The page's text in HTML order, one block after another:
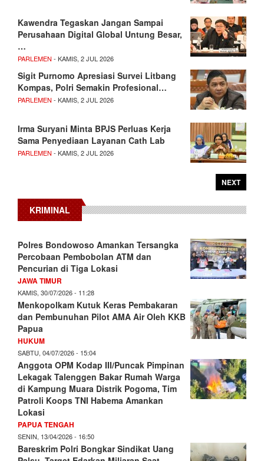
Kawendra Tegaskan Jangan Sampai
Perusahaan Digital Global Untung Besar,
…
PARLEMEN - KAMIS, 2 JUL 2026
Sigit Purnomo Apresiasi Survei Litbang
Kompas, Polri Semakin Profesional…
PARLEMEN - KAMIS, 2 JUL 2026
Irma Suryani Minta BPJS Perluas Kerja
Sama Penyediaan Layanan Cath Lab
PARLEMEN - KAMIS, 2 JUL 2026
NEXT
KRIMINAL
Polres Bondowoso Amankan Tersangka
Percobaan Pembobolan ATM dan
Pencurian di Tiga Lokasi
JAWA TIMUR
KAMIS, 30/07/2026 - 11:28
Menkopolkam Kutuk Keras Pembakaran
dan Pembunuhan Pilot AMA Air Oleh KKB
Papua
HUKUM
SABTU, 04/07/2026 - 15:04
Anggota OPM Kodap III/Puncak Pimpinan
Lekagak Talenggen Bakar Rumah Warga
di Kampung Muara Distrik Pogoma, Tim
Patroli Koops TNI Habema Amankan
Lokasi
PAPUA TENGAH
SENIN, 13/04/2026 - 16:50
Bareskrim Polri Bongkar Sindikat Uang